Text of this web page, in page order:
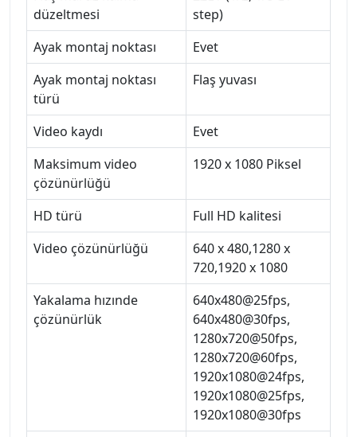
düzeltmesi
step)
Ayak montaj noktası
Evet
Ayak montaj noktası
türü
Flaş yuvası
Video kaydı
Evet
Maksimum video
çözünürlüğü
1920 x 1080 Piksel
HD türü
Full HD kalitesi
Video çözünürlüğü
640 x 480,1280 x
720,1920 x 1080
Yakalama hızınde
çözünürlük
640x480@25fps,
640x480@30fps,
1280x720@50fps,
1280x720@60fps,
1920x1080@24fps,
1920x1080@25fps,
1920x1080@30fps